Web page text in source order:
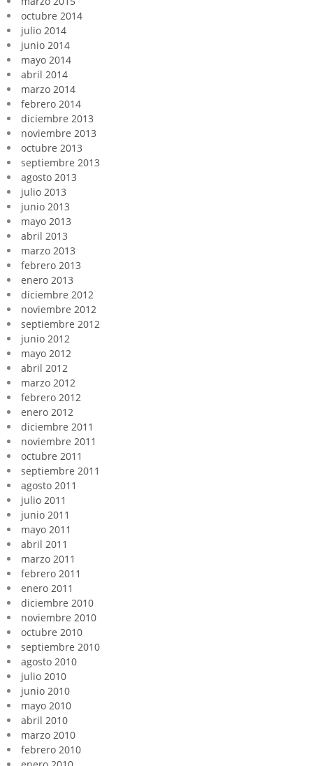
octubre 2014
julio 2014
junio 2014
mayo 2014
abril 2014
marzo 2014
febrero 2014
diciembre 2013
noviembre 2013
octubre 2013
septiembre 2013
agosto 2013
julio 2013
junio 2013
mayo 2013
abril 2013
marzo 2013
febrero 2013
enero 2013
diciembre 2012
noviembre 2012
septiembre 2012
junio 2012
mayo 2012
abril 2012
marzo 2012
febrero 2012
enero 2012
diciembre 2011
noviembre 2011
octubre 2011
septiembre 2011
agosto 2011
julio 2011
junio 2011
mayo 2011
abril 2011
marzo 2011
febrero 2011
enero 2011
diciembre 2010
noviembre 2010
octubre 2010
septiembre 2010
agosto 2010
julio 2010
junio 2010
mayo 2010
abril 2010
marzo 2010
febrero 2010